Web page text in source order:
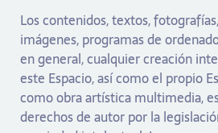
Los contenidos, textos,
imágenes, programas de
en general, cualquier creación
este Espacio, así como el propio
como obra artística multimedia,
derechos de autor por la